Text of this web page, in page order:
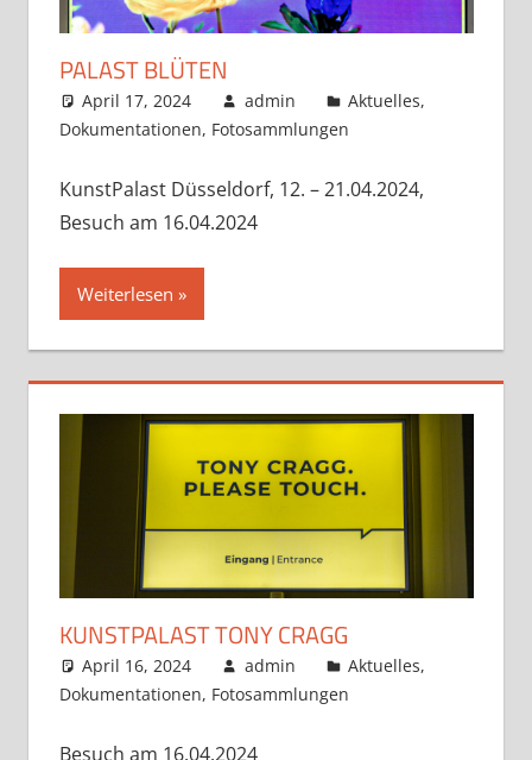
PALAST BLÜTEN
April 17, 2024 admin Aktuelles,
Dokumentationen, Fotosammlungen
KunstPalast Düsseldorf, 12. – 21.04.2024,
Besuch am 16.04.2024
Weiterlesen
KUNSTPALAST TONY CRAGG
April 16, 2024 admin Aktuelles,
Dokumentationen, Fotosammlungen
Besuch am 16.04.2024